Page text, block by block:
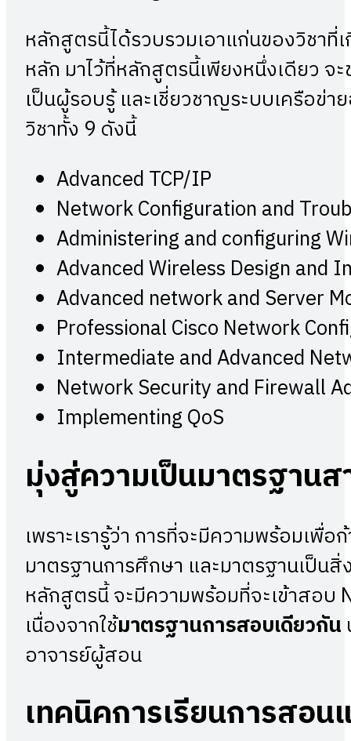
หลักสูตรนี้ได้รวบรวมเอาแก่นของวิชาที่
หลัก มาไว้ที่หลักสูตรนี้เพียงหนึ่งเดียว จ
เป็นผู้รอบรู้ และเชี่ยวชาญระบบเครือข่
วิชาทั้ง 9 ดังนี้
Advanced TCP/IP
Network Configuration and
Administering and configuring
Advanced Wireless Design and
Advanced network and Server
Professional Cisco Network
Intermediate and Advanced
Network Security and Firewall
Implementing QoS
มุ่งสู่ความเป็นมาตรฐาน
เพราะเรารู้ว่า การที่จะมีความพร้อมเพื่
มาตรฐานการศึกษา และมาตรฐานเป็น
หลักสูตรนี้ จะมีความพร้อมที่จะเข้าสอบ
เนื่องจากใช้มาตรฐานการสอบเดียวกัน
อาจารย์ผู้สอน
เทคนิคการเรียนการสอน